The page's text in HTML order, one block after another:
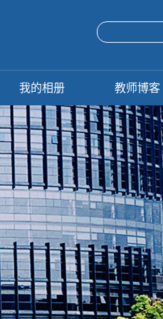
我的相册 教师博客